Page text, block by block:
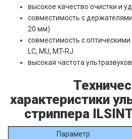
высокое качество очистки и
совместимость с
20 мм)
совместимость с оптическими
LC, MU, MT-RJ
высокая частота
характеристики
стриппера
Параметр